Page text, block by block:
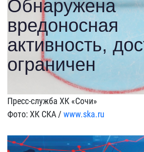
Пресс-служба ХК «Сочи»
Фото: ХК СКА / www.ska.ru